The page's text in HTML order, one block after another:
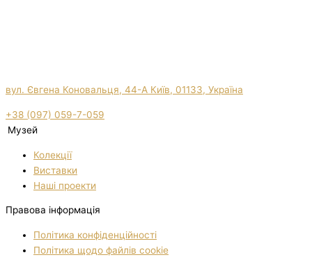
вул. Євгена Коновальця, 44-А Київ, 01133, Україна
+38 (097) 059-7-059
Музей
Колекції
Виставки
Нашi проекти
Правова інформація
Політика конфіденційності
Політика щодо файлів cookie